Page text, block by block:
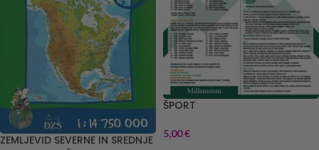
ZEMLJEVID SEVERNE IN SREDNJE
ŠPORT
5,00€